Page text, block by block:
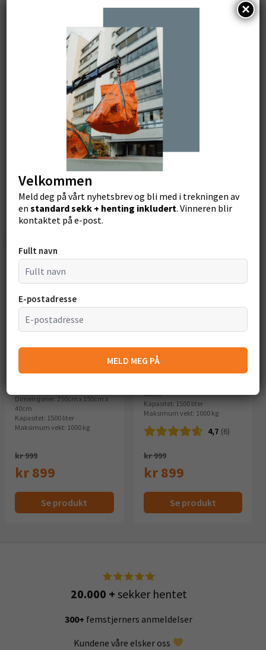
Big-Bag Asbest
standard – robust og
populær sekk for
asbestsanering
Dimensjoner: 90cm x 90cm x
Kapasitet: 810 liter
Maksimum vekt: 1000 kg
5,0 (4)
Opprinnelig
pris
var:
499,-.
kr 199
Nåværende
pris
er:
199,-.
Se produkt
Big-Bag Asbest
standard
Dimensjoner: 90cm x 90cm x
120cm
Kapasitet: 800 liter
Maksimum vekt: 1000 kg
kr 499
var:
Nåværende
399,-.
Asbestos-pro 2000 –
Dimensjoner: 250cm x 150cm x
40cm
Kapasitet: 1500 liter
Maksimum vekt: 1000 kg
kr 999Opprinnelig
pris
var:
999,-.
kr 899
Nåværende
pris Se produkt
Big-Bag Asbest stor
40cm
Kapasitet: 1500 liter
Maksimum vekt: 1000 kg
4,7 (6)
kr 999Opprinnelig
pris
var:
999,-.
kr 899
Nåværende
pris Se produkt
20.000 + sekker hentet
300+ femstjerners anmeldelser
Kundene våre elsker oss
Velkommen
Meld deg på vårt nyhetsbrev og bli med i trekningen av
enstandard sekk + henting inkludert. Vinneren blir
kontaktet på e-post.
Fullt navn
E-postadresse
MELD MEG PÅ
×